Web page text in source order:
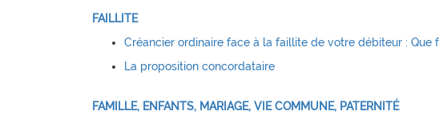
FAILLITE
Créancier ordinaire face à la faillite de votre débiteur : Que
La proposition concordataire
FAMILLE, ENFANTS, MARIAGE, VIE COMMUNE, PATERNITÉ